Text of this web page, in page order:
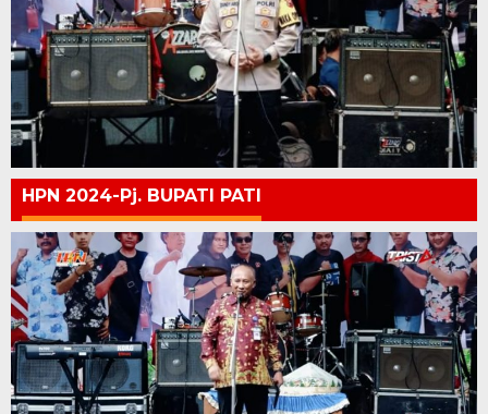
HPN 2024-Pj. BUPATI PATI